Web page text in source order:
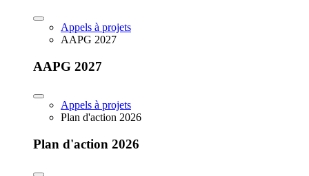
Appels à projets
AAPG 2027
AAPG 2027
Appels à projets
Plan d'action 2026
Plan d'action 2026